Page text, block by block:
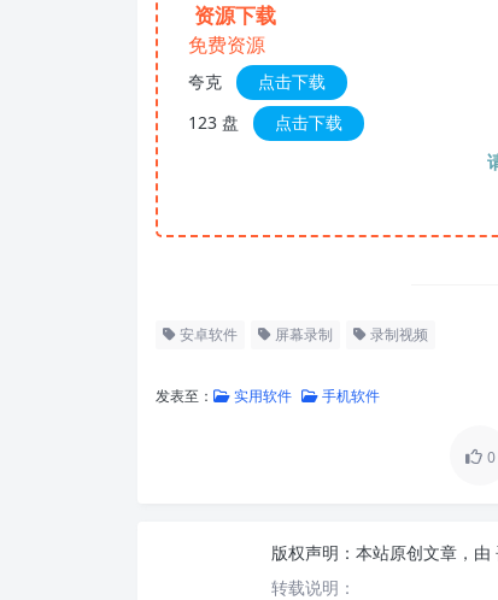
资源下载
免费资源
夸克
点击下载
123 盘
点击下载
请优
安卓软件 屏幕录制 录制视频
发表至： 实用软件 手机软件
0
版权声明： 本站原创文章，由
转载说明：